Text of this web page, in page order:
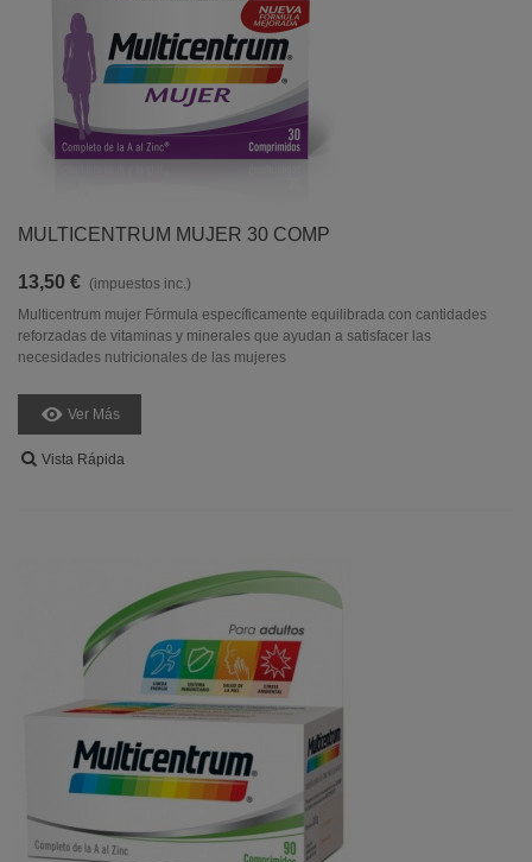
MULTICENTRUM MUJER 30 COMP
13,50 € (impuestos inc.)
Multicentrum mujer Fórmula específicamente equilibrada con cantidades
reforzadas de vitaminas y minerales que ayudan a satisfacer las
necesidades nutricionales de las mujeres
Ver Más
Vista Rápida